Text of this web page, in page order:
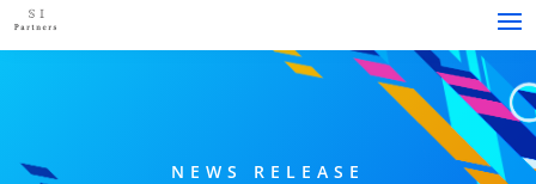
NEWS RELEASE